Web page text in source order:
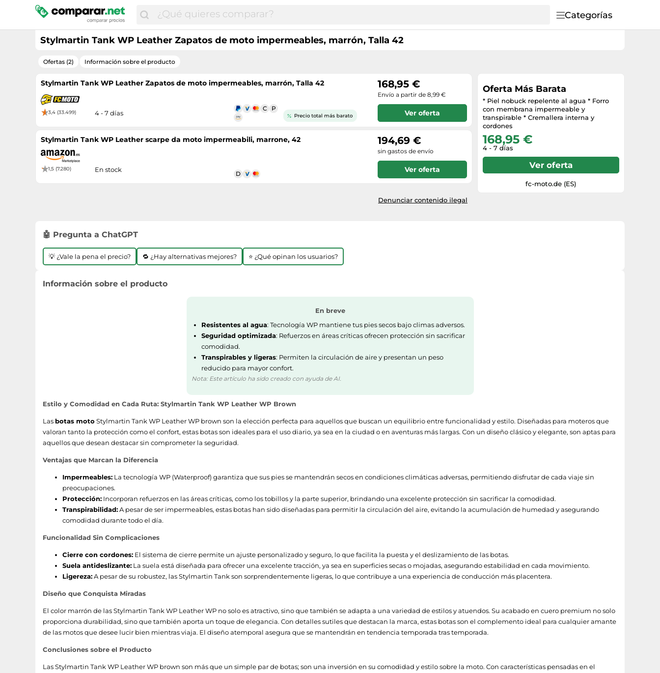
Categorías
Stylmartin Tank WP Leather Zapatos de moto impermeables, marrón, Talla 42
Ofertas (2) Información sobre el producto
Stylmartin Tank WP Leather Zapatos de moto impermeables, marrón, Talla 42
3,4 (33.499)
Precio total más barato
4 - 7 días
168,95 €
Envío a partir de 8,99 €
Ver oferta
Stylmartin Tank WP Leather scarpe da moto impermeabili, marrone, 42
1,5 (7.280) En stock
194,69 €
sin gastos de envío
Ver oferta
Denunciar contenido ilegal
Oferta Más Barata
* Piel nobuck repelente al agua * Forro
con membrana impermeable y
transpirable * Cremallera interna y
cordones
168,95 €
4 - 7 días
Ver oferta
fc-moto.de (ES)
🤖 Pregunta a ChatGPT
💡 ¿Vale la pena el precio? 🔁 ¿Hay alternativas mejores? ⭐ ¿Qué opinan los usuarios?
Información sobre el producto
En breve
Resistentes al agua: Tecnología WP mantiene tus pies secos bajo climas adversos.
Seguridad optimizada: Refuerzos en áreas críticas ofrecen protección sin sacrificar
comodidad.
Transpirables y ligeras: Permiten la circulación de aire y presentan un peso
reducido para mayor confort.
Nota: Este artículo ha sido creado con ayuda de AI.
Estilo y Comodidad en Cada Ruta: Stylmartin Tank WP Leather WP Brown
Las botas moto Stylmartin Tank WP Leather WP brown son la elección perfecta para aquellos que buscan un equilibrio entre funcionalidad y estilo. Diseñadas para moteros que
valoran tanto la protección como el confort, estas botas son ideales para el uso diario, ya sea en la ciudad o en aventuras más largas. Con un diseño clásico y elegante, son aptas para
aquellos que desean destacar sin comprometer la seguridad.
Ventajas que Marcan la Diferencia
Impermeables: La tecnología WP (Waterproof) garantiza que sus pies se mantendrán secos en condiciones climáticas adversas, permitiendo disfrutar de cada viaje sin
preocupaciones.
Protección: Incorporan refuerzos en las áreas críticas, como los tobillos y la parte superior, brindando una excelente protección sin sacrificar la comodidad.
Transpirabilidad:A pesar de ser impermeables, estas botas han sido diseñadas para permitir la circulación del aire, evitando la acumulación de humedad y asegurando
comodidad durante todo el día.
Funcionalidad Sin Complicaciones
Cierre con cordones: El sistema de cierre permite un ajuste personalizado y seguro, lo que facilita la puesta y el deslizamiento de las botas.
Suela antideslizante: La suela está diseñada para ofrecer una excelente tracción, ya sea en superficies secas o mojadas, asegurando estabilidad en cada movimiento.
Ligereza:A pesar de su robustez, las Stylmartin Tank son sorprendentemente ligeras, lo que contribuye a una experiencia de conducción más placentera.
Diseño que Conquista Miradas
El color marrón de las Stylmartin Tank WP Leather WP no solo es atractivo, sino que también se adapta a una variedad de estilos y atuendos. Su acabado en cuero premium no solo
proporciona durabilidad, sino que también aporta un toque de elegancia. Con detalles sutiles que destacan la marca, estas botas son el complemento ideal para cualquier amante
de las motos que desee lucir bien mientras viaja. El diseño atemporal asegura que se mantendrán en tendencia temporada tras temporada.
Conclusiones sobre el Producto
Las Stylmartin Tank WP Leather WP brown son más que un simple par de botas; son una inversión en su comodidad y estilo sobre la moto. Con características pensadas en el